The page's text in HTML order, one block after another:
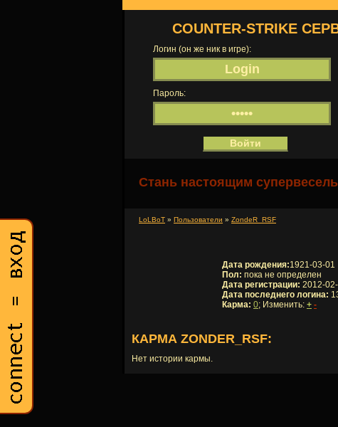
COUNTER-STRIKE
Логин (он же ник в игре):
Пароль:
Стань настоящим
LoLBoT » Пользователи » ZondeR_RSF
Дата рождения:1921-03-01
Пол: пока не определен
Дата регистрации: 2012-
Дата последнего логина:
Карма: 0; Изменить: + -
КАРМА ZONDER_RSF:
Нет истории кармы.